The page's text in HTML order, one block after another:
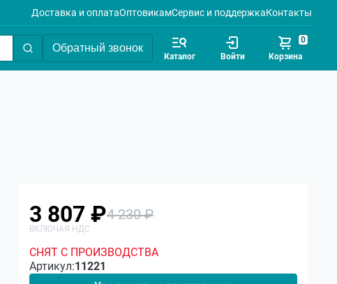
Доставка и оплатаОптовикамСервис и поддержкаКонтакты
Обратный звонок
Каталог Войти Корзина
0
3 807 ₽4 230 ₽
СНЯТ С ПРОИЗВОДСТВА
Артикул:11221